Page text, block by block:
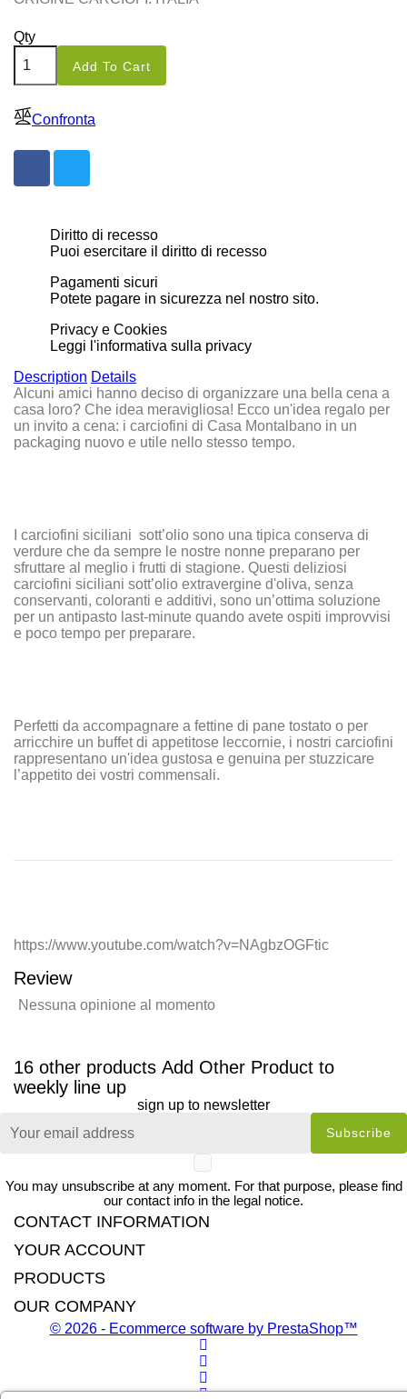
Qty
Add To Cart
Confronta
Diritto di recesso
Puoi esercitare il diritto di recesso
Pagamenti sicuri
Potete pagare in sicurezza nel nostro sito.
Privacy e Cookies
Leggi l'informativa sulla privacy
Description Details
Alcuni amici hanno deciso di organizzare una bella cena a
casa loro? Che idea meravigliosa! Ecco un'idea regalo per
un invito a cena: i carciofini di Casa Montalbano in un
packaging nuovo e utile nello stesso tempo.
I carciofini siciliani sott’olio sono una tipica conserva di
verdure che da sempre le nostre nonne preparano per
sfruttare al meglio i frutti di stagione. Questi deliziosi
carciofini siciliani sott’olio extravergine d'oliva, senza
conservanti, coloranti e additivi, sono un’ottima soluzione
per un antipasto last-minute quando avete ospiti improvvisi
e poco tempo per preparare.
Perfetti da accompagnare a fettine di pane tostato o per
arricchire un buffet di appetitose leccornie, i nostri carciofini
rappresentano un'idea gustosa e genuina per stuzzicare
l’appetito dei vostri commensali.
https://www.youtube.com/watch?v=NAgbzOGFtic
Review
Nessuna opinione al momento
16 other products Add Other Product to
weekly line up
sign up to newsletter
You may unsubscribe at any moment. For that purpose, please find
our contact info in the legal notice.
CONTACT INFORMATION
YOUR ACCOUNT
PRODUCTS
OUR COMPANY
© 2026 - Ecommerce software by PrestaShop™